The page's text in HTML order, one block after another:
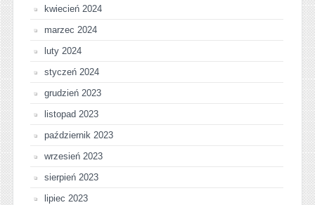
kwiecień 2024
marzec 2024
luty 2024
styczeń 2024
grudzień 2023
listopad 2023
październik 2023
wrzesień 2023
sierpień 2023
lipiec 2023